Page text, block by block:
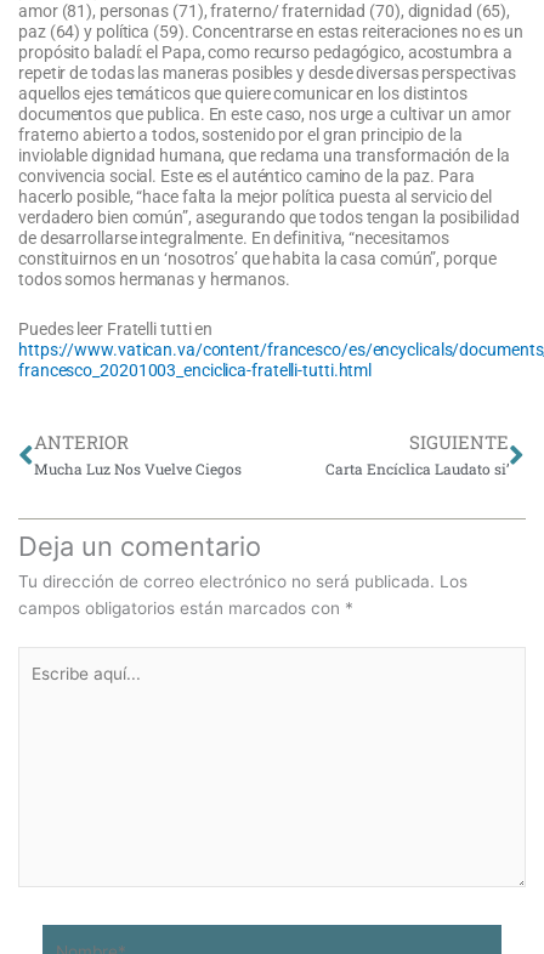
amor (81), personas (71), fraterno/ fraternidad (70), dignidad (65),
paz (64) y política (59). Concentrarse en estas reiteraciones no es un
propósito baladí: el Papa, como recurso pedagógico, acostumbra a
repetir de todas las maneras posibles y desde diversas perspectivas
aquellos ejes temáticos que quiere comunicar en los distintos
documentos que publica. En este caso, nos urge a cultivar un amor
fraterno abierto a todos, sostenido por el gran principio de la
inviolable dignidad humana, que reclama una transformación de la
convivencia social. Este es el auténtico camino de la paz. Para
hacerlo posible, “hace falta la mejor política puesta al servicio del
verdadero bien común”, asegurando que todos tengan la posibilidad
de desarrollarse integralmente. En definitiva, “necesitamos
constituirnos en un ‘nosotros’ que habita la casa común”, porque
todos somos hermanas y hermanos.
Puedes leer Fratelli tutti en
https://www.vatican.va/content/francesco/es/encyclicals/
francesco_20201003_enciclica-fratelli-tutti.html
Ant
ANTERIOR
Mucha Luz Nos Vuelve Ciegos
SIGUIENTE
Carta Encíclica Laudato si’
Deja un comentario
Tu dirección de correo electrónico no será publicada. Los
campos obligatorios están marcados con *
aquí...